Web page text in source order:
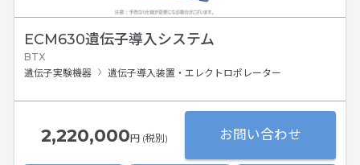
ECM630遺伝子導入システム
BTX
遺伝子実験機器
遺伝子導入装置・エレクトロポレーター
2,220,000円 (税別) お問い合わせ